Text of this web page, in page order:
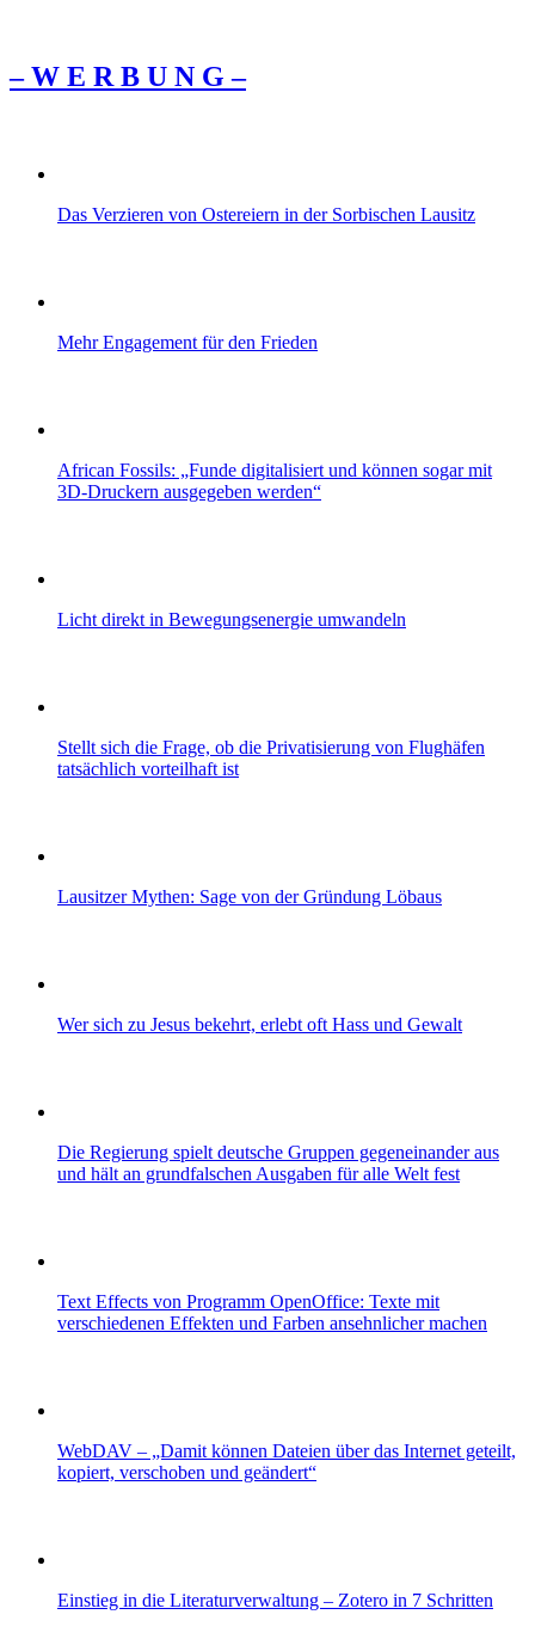
– W Ε R Β U Ν G –
Das Verzieren von Ostereiern in der Sorbischen Lausitz
Mehr Engagement für den Frieden
African Fossils: „Funde digitalisiert und können sogar mit
3D-Druckern ausgegeben werden“
Licht direkt in Bewegungsenergie umwandeln
Stellt sich die Frage, ob die Privatisierung von Flughäfen
tatsächlich vorteilhaft ist
Lausitzer Mythen: Sage von der Gründung Löbaus
Wer sich zu Jesus bekehrt, erlebt oft Hass und Gewalt
Die Regierung spielt deutsche Gruppen gegeneinander aus
und hält an grundfalschen Ausgaben für alle Welt fest
Text Effects von Programm OpenOffice: Texte mit
verschiedenen Effekten und Farben ansehnlicher machen
WebDAV – „Damit können Dateien über das Internet geteilt,
kopiert, verschoben und geändert“
Einstieg in die Literaturverwaltung – Zotero in 7 Schritten